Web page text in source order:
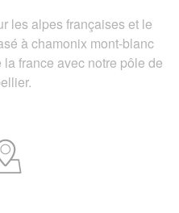
les alpes françaises et le
à chamonix mont-blanc
france avec notre pôle de